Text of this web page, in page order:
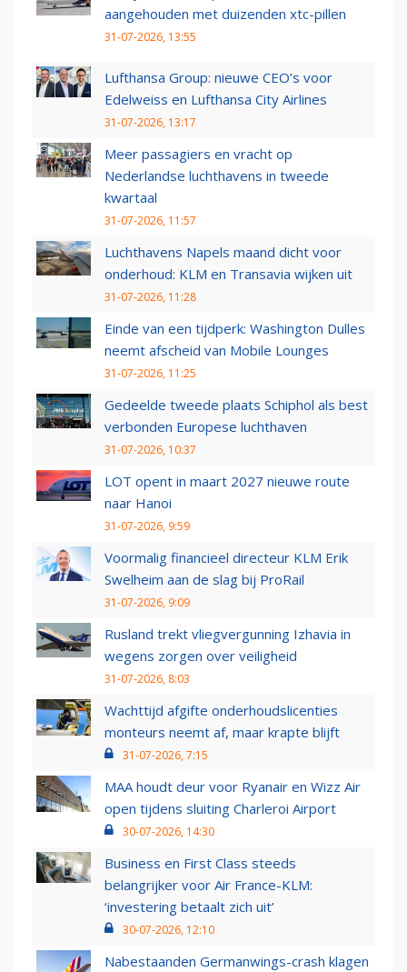
aangehouden met duizenden xtc-pillen
31-07-2026, 13:55
Lufthansa Group: nieuwe CEO’s voor
Edelweiss en Lufthansa City Airlines
31-07-2026, 13:17
Meer passagiers en vracht op
Nederlandse luchthavens in tweede
kwartaal
31-07-2026, 11:57
Luchthavens Napels maand dicht voor
onderhoud: KLM en Transavia wijken uit
31-07-2026, 11:28
Einde van een tijdperk: Washington Dulles
neemt afscheid van Mobile Lounges
31-07-2026, 11:25
Gedeelde tweede plaats Schiphol als best
verbonden Europese luchthaven
31-07-2026, 10:37
LOT opent in maart 2027 nieuwe route
naar Hanoi
31-07-2026, 9:59
Voormalig financieel directeur KLM Erik
Swelheim aan de slag bij ProRail
31-07-2026, 9:09
Rusland trekt vliegvergunning Izhavia in
wegens zorgen over veiligheid
31-07-2026, 8:03
Wachttijd afgifte onderhoudslicenties
monteurs neemt af, maar krapte blijft
31-07-2026, 7:15
MAA houdt deur voor Ryanair en Wizz Air
open tijdens sluiting Charleroi Airport
30-07-2026, 14:30
Business en First Class steeds
belangrijker voor Air France-KLM:
‘investering betaalt zich uit’
30-07-2026, 12:10
Nabestaanden Germanwings-crash klagen